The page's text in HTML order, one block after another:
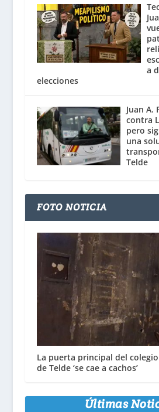
a
elecciones
Juan A.
contra
pero
una
Telde
FOTO NOTICIA
La puerta principal del
de Telde ‘se cae a cachos’
Últimas